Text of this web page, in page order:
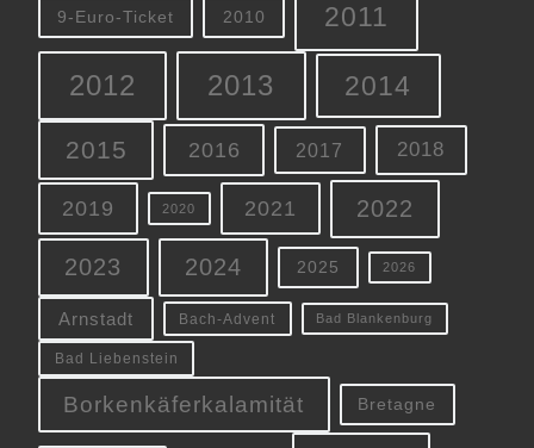
9-Euro-Ticket 2010 2011
2012 2013 2014
2015 2016 2017 2018
2019 2020 2021 2022
2023 2024 2025 2026
Arnstadt Bach-Advent Bad Blankenburg
Bad Liebenstein
Borkenkäferkalamität Bretagne